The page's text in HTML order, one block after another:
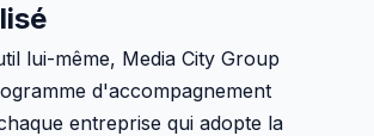
lui-même, Media City Group
d'accompagnement
entreprise qui adopte la